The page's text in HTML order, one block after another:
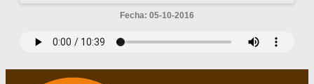
Fecha: 05-10-2016